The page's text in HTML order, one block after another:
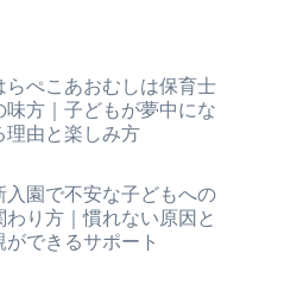
らぺこあおむしは保育士
味方｜子どもが夢中にな
理由と楽しみ方
入園で不安な子どもへの
わり方｜慣れない原因と
ができるサポート